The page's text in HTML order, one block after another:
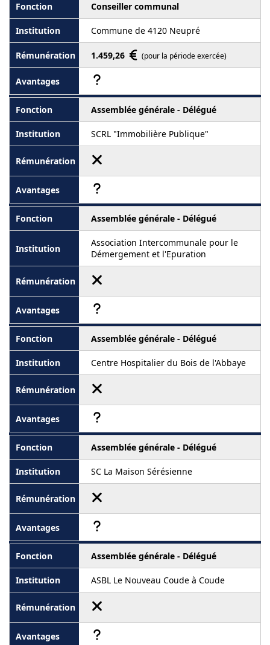
Conseiller communal
Commune de 4120 Neupré
1.459,26 (pour la période exercée)
Assemblée générale - Délégué
SCRL "Immobilière Publique"
Assemblée générale - Délégué
Association Intercommunale pour le
Démergement et l'Epuration
Assemblée générale - Délégué
Centre Hospitalier du Bois de l'Abbaye
Assemblée générale - Délégué
SC La Maison Sérésienne
Assemblée générale - Délégué
ASBL Le Nouveau Coude à Coude